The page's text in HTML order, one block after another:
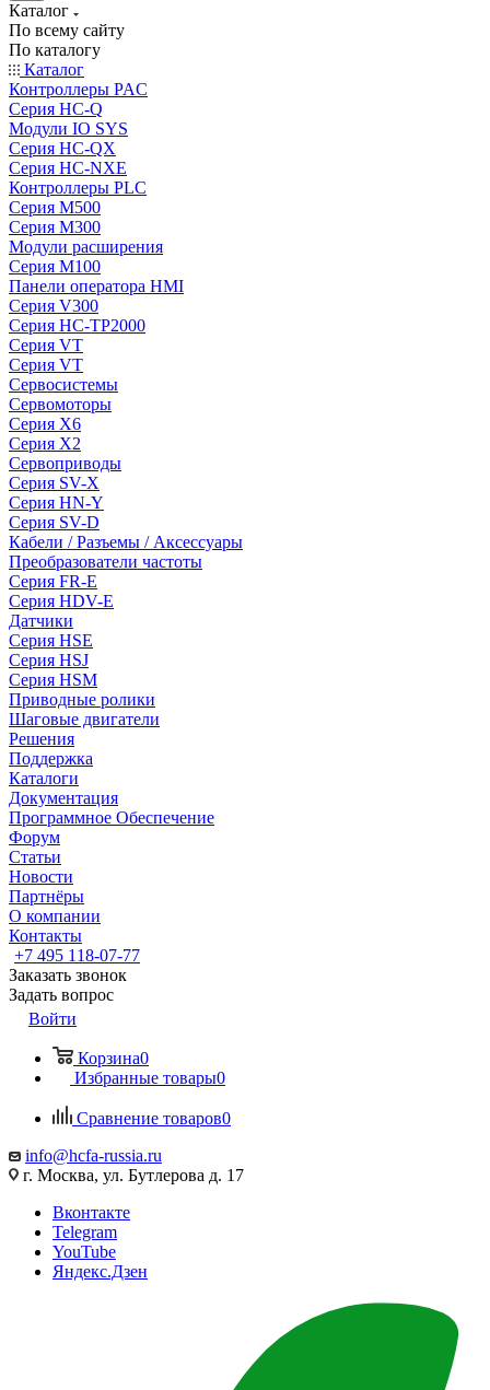
Каталог
По всему сайту
По каталогу
Каталог
Контроллеры PAC
Серия HC-Q
Модули IO SYS
Серия HC-QX
Серия HC-NXE
Контроллеры PLC
Серия M500
Серия M300
Модули расширения
Серия M100
Панели оператора HMI
Серия V300
Серия HC-TP2000
Серия VT
Серия VT
Сервосистемы
Сервомоторы
Серия X6
Серия X2
Сервоприводы
Серия SV-X
Серия HN-Y
Серия SV-D
Кабели / Разъемы / Аксессуары
Преобразователи частоты
Серия FR-E
Серия HDV-E
Датчики
Серия HSE
Серия HSJ
Серия HSM
Приводные ролики
Шаговые двигатели
Решения
Поддержка
Каталоги
Документация
Программное Обеспечение
Форум
Статьи
Новости
Партнёры
О компании
Контакты
+7 495 118-07-77
Заказать звонок
Задать вопрос
Войти
Корзина0
Избранные товары0
Сравнение товаров0
info@hcfa-russia.ru
г. Москва, ул. Бутлерова д. 17
Вконтакте
Telegram
YouTube
Яндекс.Дзен